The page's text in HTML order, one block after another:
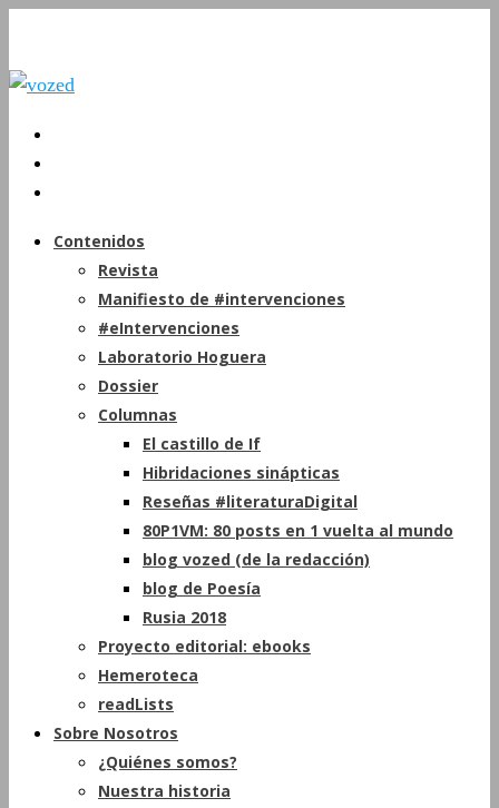
Contenidos
Revista
Manifiesto de #intervenciones
#eIntervenciones
Laboratorio Hoguera
Dossier
Columnas
El castillo de If
Hibridaciones sinápticas
Reseñas #literaturaDigital
80P1VM: 80 posts en 1 vuelta al mundo
blog vozed (de la redacción)
blog de Poesía
Rusia 2018
Proyecto editorial: ebooks
Hemeroteca
readLists
Sobre Nosotros
¿Quiénes somos?
Nuestra historia